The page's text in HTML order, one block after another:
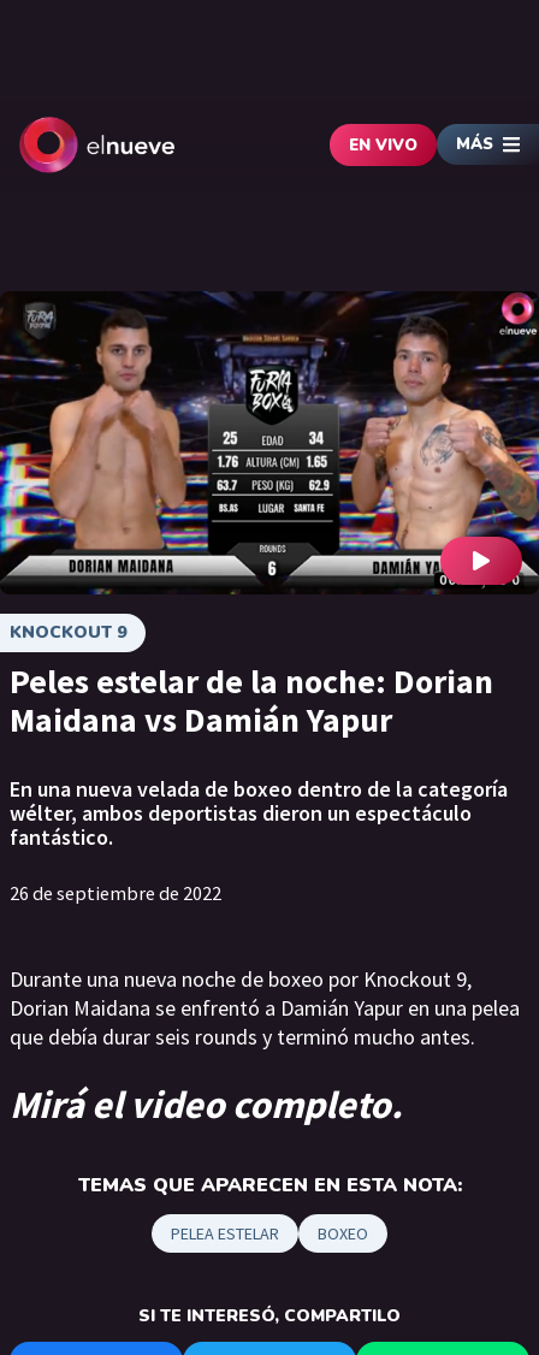
EN VIVO MÁS
KNOCKOUT 9
Peles estelar de la noche: Dorian
Maidana vs Damián Yapur
En una nueva velada de boxeo dentro de la categoría
wélter, ambos deportistas dieron un espectáculo
fantástico.
26 de septiembre de 2022
Durante una nueva noche de boxeo por Knockout 9,
Dorian Maidana se enfrentó a Damián Yapur en una pelea
que debía durar seis rounds y terminó mucho antes.
Mirá el video completo.
TEMAS QUE APARECEN EN ESTA NOTA:
PELEA ESTELAR BOXEO
SI TE INTERESÓ, COMPARTILO